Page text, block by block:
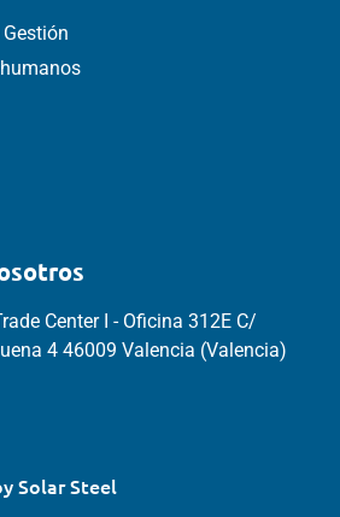
Center I - Oficina 312E C/
4 46009 Valencia (Valencia)
Solar Steel